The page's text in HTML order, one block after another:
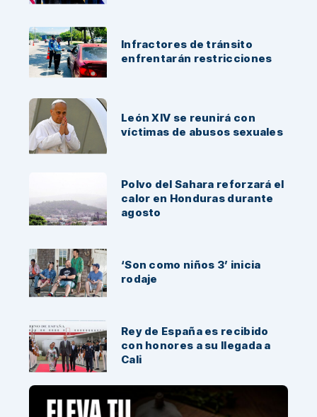
Infractores de tránsito
enfrentarán restricciones
León XIV se reunirá con
víctimas de abusos sexuales
Polvo del Sahara reforzará el
calor en Honduras durante
agosto
‘Son como niños 3’ inicia
rodaje
Rey de España es recibido
con honores a su llegada a
Cali